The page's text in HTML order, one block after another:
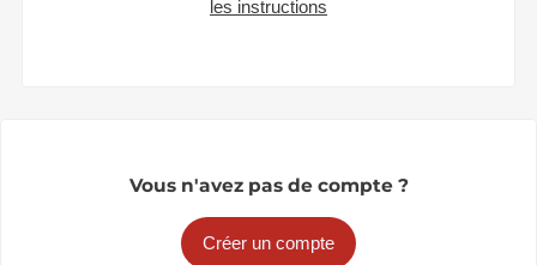
les instructions
Vous n'avez pas de compte ?
Créer un compte